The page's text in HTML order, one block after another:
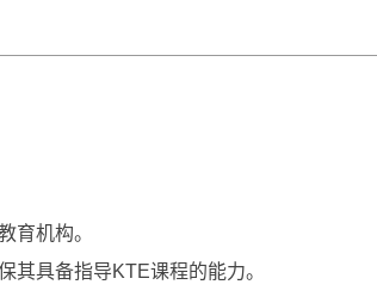
育机构。
其具备指导KTE课程的能力。